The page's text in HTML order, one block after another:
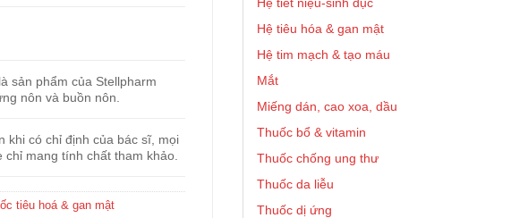
Hệ tiêu hóa & gan mật
Hệ tim mạch & tạo máu
Mắt
Miếng dán, cao xoa, dầu
Thuốc bổ & vitamin
Thuốc chống ung thư
Thuốc da liễu
Thuốc dị ứng
sản phẩm của Stellpharm
nôn và buồn nôn.
khi có chỉ định của bác sĩ, mọi
chỉ mang tính chất tham khảo.
tiêu hoá & gan mật